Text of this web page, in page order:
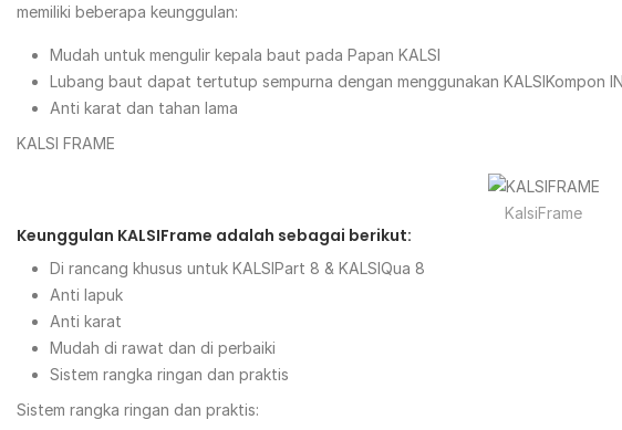
memiliki beberapa keunggulan:
Mudah untuk mengulir kepala baut pada Papan KALSI
Lubang baut dapat tertutup sempurna dengan menggunakan KALSIKompon
Anti karat dan tahan lama
KALSI FRAME
KalsiFrame
Keunggulan KALSIFrame adalah sebagai berikut:
Di rancang khusus untuk KALSIPart 8 & KALSIQua 8
Anti lapuk
Anti karat
Mudah di rawat dan di perbaiki
Sistem rangka ringan dan praktis
Sistem rangka ringan dan praktis: